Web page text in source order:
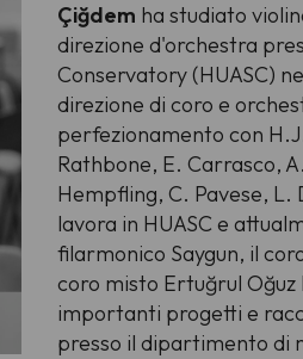
Çiğdem ha studiato
direzione d'orchestra
Conservatory (HUASC)
direzione di coro e
perfezionamento con
Rathbone, E. Carrasco,
Hempfling, C. Pavese, L.
lavora in HUASC e
filarmonico Saygun, il
coro misto Ertuğrul
importanti progetti e
presso il dipartimento di